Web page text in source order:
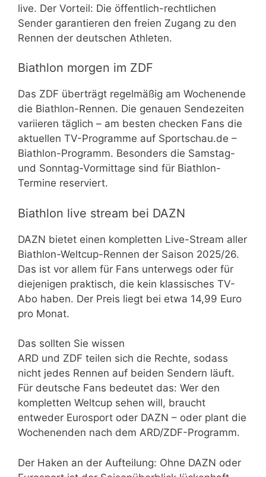
live. Der Vorteil: Die öffentlich-rechtlichen
Sender garantieren den freien Zugang zu den
Rennen der deutschen Athleten.
Biathlon morgen im ZDF
Das ZDF überträgt regelmäßig am Wochenende
die Biathlon-Rennen. Die genauen Sendezeiten
variieren täglich – am besten checken Fans die
aktuellen TV-Programme auf Sportschau.de –
Biathlon-Programm. Besonders die Samstag-
und Sonntag-Vormittage sind für Biathlon-
Termine reserviert.
Biathlon live stream bei DAZN
DAZN bietet einen kompletten Live-Stream aller
Biathlon-Weltcup-Rennen der Saison 2025/26.
Das ist vor allem für Fans unterwegs oder für
diejenigen praktisch, die kein klassisches TV-
Abo haben. Der Preis liegt bei etwa 14,99 Euro
pro Monat.
Das sollten Sie wissen
ARD und ZDF teilen sich die Rechte, sodass
nicht jedes Rennen auf beiden Sendern läuft.
Für deutsche Fans bedeutet das: Wer den
kompletten Weltcup sehen will, braucht
entweder Eurosport oder DAZN – oder plant die
Wochenenden nach dem ARD/ZDF-Programm.
Der Haken an der Aufteilung: Ohne DAZN oder